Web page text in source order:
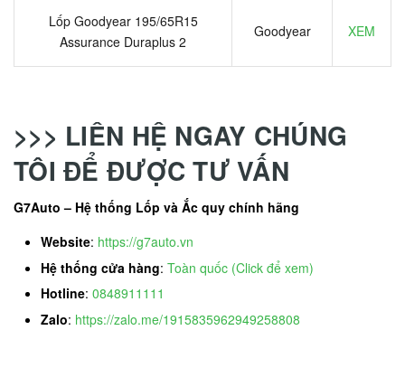
Lốp Goodyear 195/65R15
Assurance Duraplus 2
Goodyear XEM
>>> LIÊN HỆ NGAY CHÚNG
TÔI ĐỂ ĐƯỢC TƯ VẤN
G7Auto – Hệ thống Lốp và Ắc quy chính hãng
Website: https://g7auto.vn
Hệ thống cửa hàng: Toàn quốc (Click để xem)
Hotline: 0848911111
Zalo: https://zalo.me/1915835962949258808